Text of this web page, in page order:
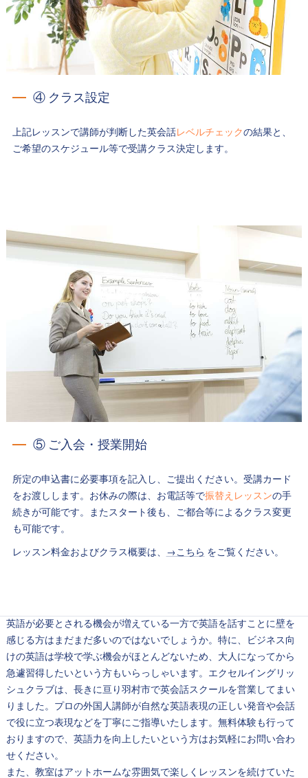
④ クラス設定
上記レッスンで講師が判断した英会話レベルチェックの結果と、
ご希望のスケジュール等で受講クラス決定します。
⑤ ご入会・授業開始
所定の申込書に必要事項を記入し、ご提出ください。受講カード
をお渡しします。お休みの際は、お電話等で振替えレッスンの手
続きが可能です。またスタート後も、ご都合等によるクラス変更
も可能です。
レッスン料金およびクラス概要は、→こちらをご覧ください。
英語が必要とされる機会が増えている一方で英語を話すことに壁を
感じる方はまだまだ多いのではないでしょうか。特に、ビジネス向
けの英語は学校で学ぶ機会がほとんどないため、大人になってから
急遽習得したいという方もいらっしゃいます。エクセルイングリッ
シュクラブは、長きに亘り羽村市で英会話スクールを営業してまい
りました。プロの外国人講師が自然な英語表現の正しい発音や会話
で役に立つ表現などを丁寧にご指導いたします。無料体験も行って
おりますので、英語力を向上したいという方はお気軽にお問い合わ
せください。
また、教室はアットホームな雰囲気で楽しくレッスンを続けていた